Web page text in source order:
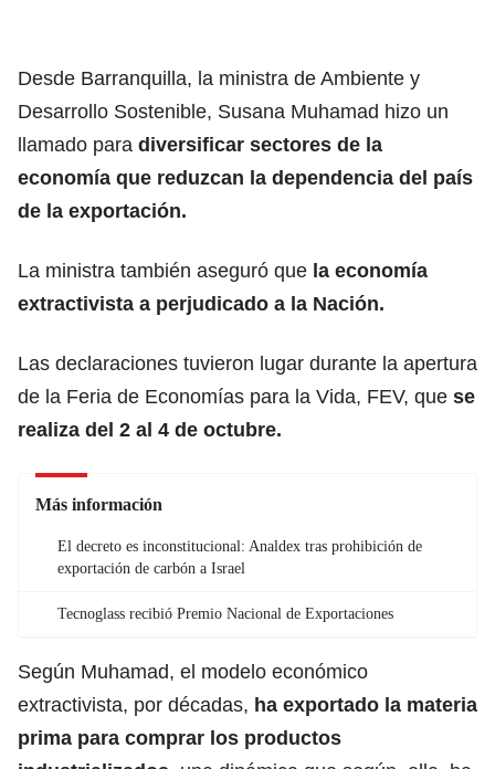
Desde Barranquilla, la ministra de Ambiente y
Desarrollo Sostenible, Susana Muhamad hizo un
llamado para diversificar sectores de la
economía que reduzcan la dependencia del país
de la exportación.
La ministra también aseguró que la economía
extractivista a perjudicado a la Nación.
Las declaraciones tuvieron lugar durante la apertura
de la Feria de Economías para la Vida, FEV, que se
realiza del 2 al 4 de octubre.
Más información
El decreto es inconstitucional: Analdex tras prohibición de
exportación de carbón a Israel
Tecnoglass recibió Premio Nacional de Exportaciones
Según Muhamad, el modelo económico
extractivista, por décadas, ha exportado la materia
prima para comprar los productos